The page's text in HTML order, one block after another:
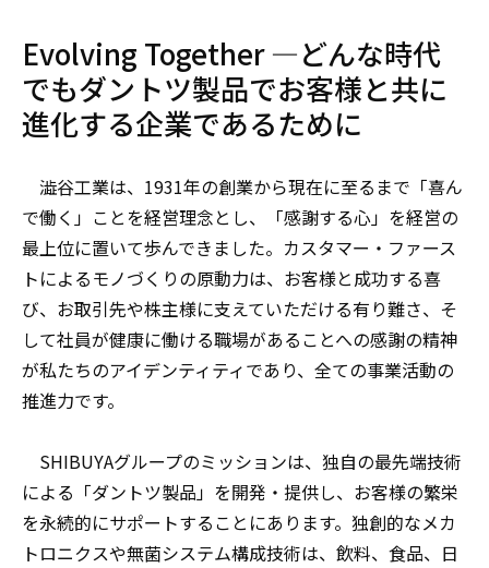
Evolving Together ―どんな時代
でもダントツ製品でお客様と共に
進化する企業であるために
澁谷工業は、1931年の創業から現在に至るまで「喜ん
で働く」ことを経営理念とし、「感謝する心」を経営の
最上位に置いて歩んできました。カスタマー・ファース
トによるモノづくりの原動力は、お客様と成功する喜
び、お取引先や株主様に支えていただける有り難さ、そ
して社員が健康に働ける職場があることへの感謝の精神
が私たちのアイデンティティであり、全ての事業活動の
推進力です。
SHIBUYAグループのミッションは、独自の最先端技術
による「ダントツ製品」を開発・提供し、お客様の繁栄
を永続的にサポートすることにあります。独創的なメカ
トロニクスや無菌システム構成技術は、飲料、食品、日